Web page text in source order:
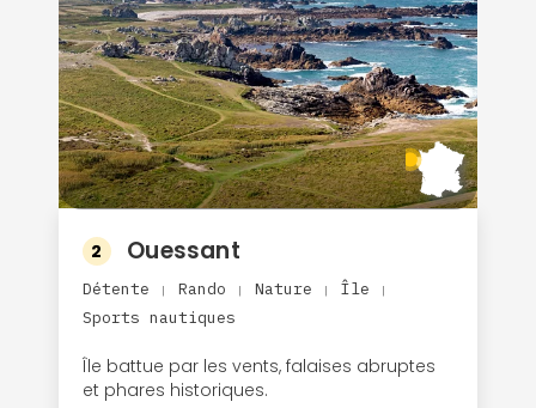
2 Ouessant
Détente | Rando | Nature | Île |
Sports nautiques
Île battue par les vents, falaises abruptes
et phares historiques.